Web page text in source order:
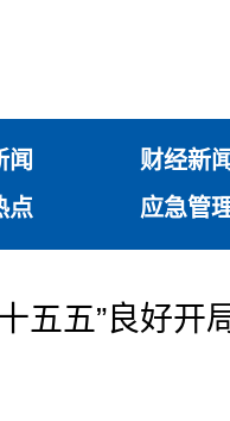
闻 财经新闻
点 应急管
五五”良好